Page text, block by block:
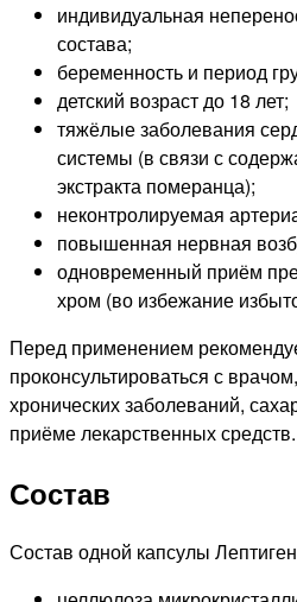
индивидуальная
состава;
беременность и период
детский возраст до 18 лет;
тяжёлые заболевания
системы (в связи с
экстракта померанца);
неконтролируемая
повышенная нервная
одновременный приём
хром (во избежание
Перед применением
проконсультироваться с
хронических заболеваний,
приёме лекарственных средств.
Состав
Состав одной капсулы